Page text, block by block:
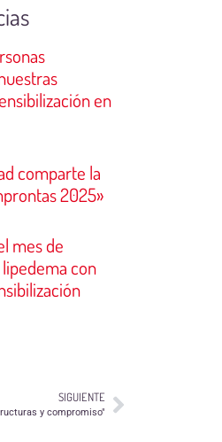
en
comparte la
2025»
mes de
con
SIGUIENTE
y compromiso"